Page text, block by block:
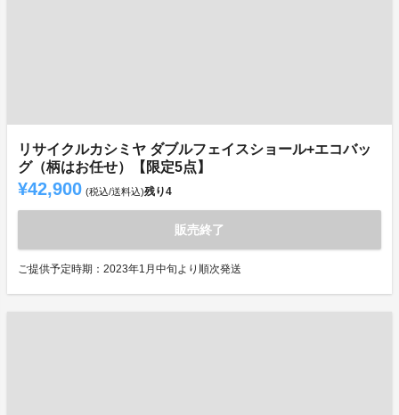
リサイクルカシミヤ ダブルフェイスショール+エコバッ
グ（柄はお任せ）【限定5点】
¥42,900 (税込/送料込)残り4
販売終了
ご提供予定時期：2023年1月中旬より順次発送